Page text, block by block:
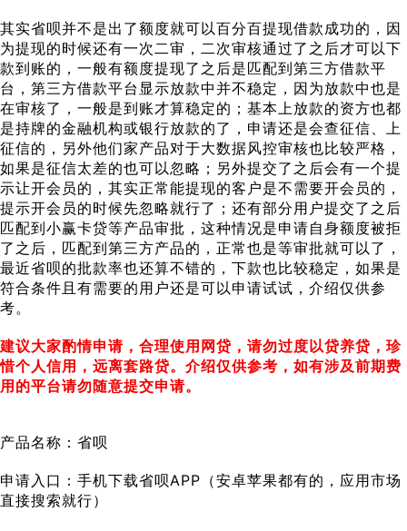
其实省呗并不是出了额度就可以百分百提现借款成功的，因
为提现的时候还有一次二审，二次审核通过了之后才可以下
款到账的，一般有额度提现了之后是匹配到第三方借款平
台，第三方借款平台显示放款中并不稳定，因为放款中也是
在审核了，一般是到账才算稳定的；基本上放款的资方也都
是持牌的金融机构或银行放款的了，申请还是会查征信、上
征信的，另外他们家产品对于大数据风控审核也比较严格，
如果是征信太差的也可以忽略；另外提交了之后会有一个提
示让开会员的，其实正常能提现的客户是不需要开会员的，
提示开会员的时候先忽略就行了；还有部分用户提交了之后
匹配到小赢卡贷等产品审批，这种情况是申请自身额度被拒
了之后，匹配到第三方产品的，正常也是等审批就可以了，
最近省呗的批款率也还算不错的，下款也比较稳定，如果是
符合条件且有需要的用户还是可以申请试试，介绍仅供参
考。
建议大家酌情申请，合理使用网贷，请勿过度以贷养贷，珍
惜个人信用，远离套路贷。介绍仅供参考，如有涉及前期费
用的平台请勿随意提交申请。
产品名称：省呗
申请入口：手机下载省呗APP（安卓苹果都有的，应用市场
直接搜索就行）